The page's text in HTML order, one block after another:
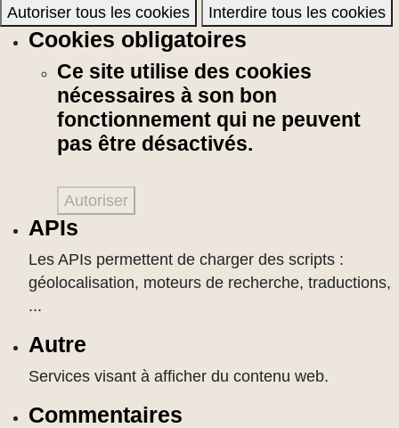
Autoriser tous les cookies Interdire tous les cookies
Cookies obligatoires
Ce site utilise des cookies
nécessaires à son bon
fonctionnement qui ne peuvent
pas être désactivés.
Autoriser
APIs
Les APIs permettent de charger des scripts :
géolocalisation, moteurs de recherche, traductions,
...
Autre
Services visant à afficher du contenu web.
Commentaires